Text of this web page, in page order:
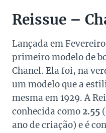
Reissue –
Lançada em Fevereiro
primeiro modelo de
Chanel. Ela foi, na
um modelo que a
mesma em 1929. A
conhecida como2.55
ano de criação) e é